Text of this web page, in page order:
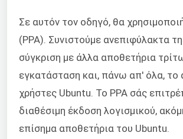
Σε αυτόν τον οδηγό, θα
(PPA). Συνιστούμε ανεπιφύλακτα
σύγκριση με άλλα αποθετήρια
εγκατάσταση και, πάνω απ' όλα, το
χρήστες Ubuntu. Το PPA σάς
διαθέσιμη έκδοση λογισμικού,
επίσημα αποθετήρια του Ubuntu.